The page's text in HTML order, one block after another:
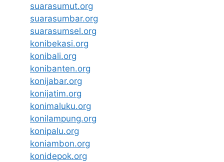
suarasumut.org
suarasumbar.org
suarasumsel.org
konibekasi.org
konibali.org
konibanten.org
konijabar.org
konijatim.org
konimaluku.org
konilampung.org
konipalu.org
koniambon.org
konidepok.org